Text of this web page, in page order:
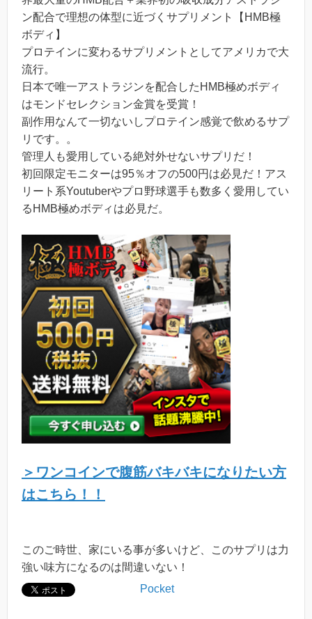
ン配合で理想の体型に近づくサプリメント【HMB極
ボディ】
プロテインに変わるサプリメントとしてアメリカで大
流行。
日本で唯一アストラジンを配合したHMB極めボディ
はモンドセレクション金賞を受賞！
副作用なんて一切ないしプロテイン感覚で飲めるサプ
リです。。
管理人も愛用している絶対外せないサプリだ！
初回限定モニターは95％オフの500円は必見だ！アス
リート系Youtuberやプロ野球選手も数多く愛用してい
るHMB極めボディは必見だ。
＞ワンコインで腹筋バキバキになりたい方
はこちら！！
このご時世、家にいる事が多いけど、このサプリは力
強い味方になるのは間違いない！
Pocket